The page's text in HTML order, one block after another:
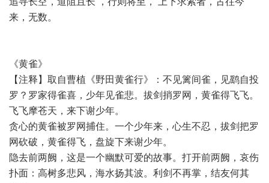
来，无数。
《黄雀》
【注释】取自曹植《野田黄雀行》：不见篱间雀，见鹞自投
罗？罗家得雀喜，少年见雀悲。拔剑捎罗网，黄雀得飞飞。
飞飞摩苍天，来下谢少年。
贪心的黄雀被罗网捕住。一个少年来，心生不忍，拔剑把罗
网砍破，黄雀得飞，盘旋下来谢少年。
隐去前两阙，这是一个幽默可爱的故事。打开前两阙，哀伤
扑面：高树多悲风，海水扬其波。利剑不再掌，结友何其